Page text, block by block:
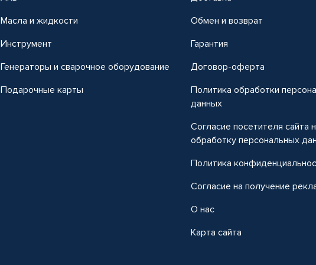
Масла и жидкости
Инструмент
Генераторы и сварочное оборудование
Подарочные карты
Обмен и возврат
Гарантия
Договор-оферта
Политика обработки
данных
Согласие посетителя сайта
обработку персональных
Политика
Согласие на получение
О нас
Карта сайта